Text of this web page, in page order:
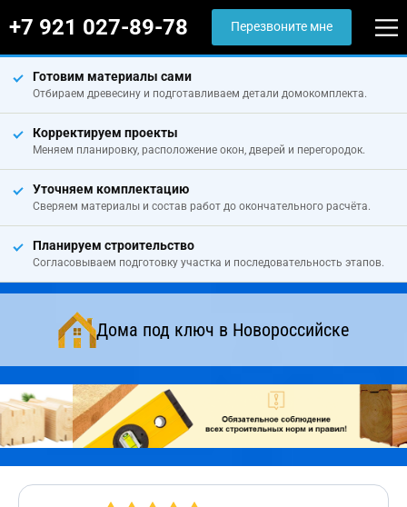
+7 921 027-89-78 Перезвоните мне
Готовим материалы сами
Отбираем древесину и подготавливаем детали домокомплекта.
Корректируем проекты
Меняем планировку, расположение окон, дверей и перегородок.
Уточняем комплектацию
Сверяем материалы и состав работ до окончательного расчёта.
Планируем строительство
Согласовываем подготовку участка и последовательность этапов.
Дома под ключ в Новороссийске